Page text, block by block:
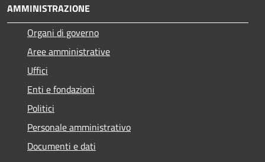
AMMINISTRAZIONE
Organi di governo
Aree amministrative
Uffici
Enti e fondazioni
Politici
Personale amministrativo
Documenti e dati